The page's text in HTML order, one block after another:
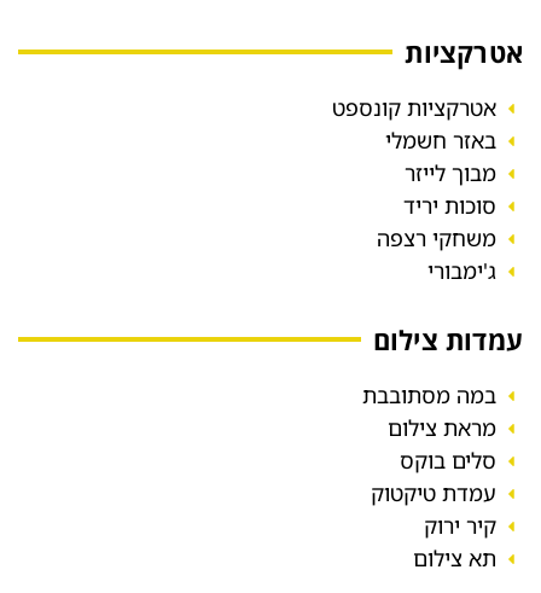
אטרקציות
אטרקציות קונספט
באזר חשמלי
מבוך לייזר
סוכות יריד
משחקי רצפה
ג'ימבורי
עמדות צילום
במה מסתובבת
מראת צילום
סלים בוקס
עמדת טיקטוק
קיר ירוק
תא צילום